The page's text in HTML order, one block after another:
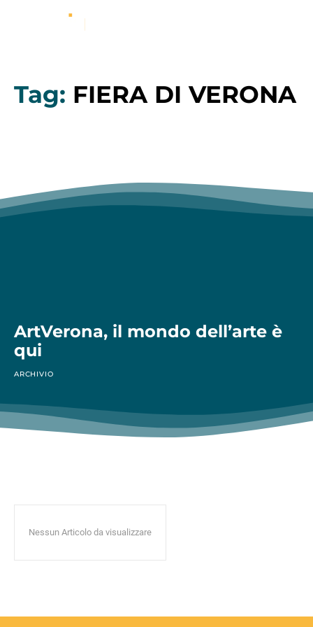
Tag: FIERA DI VERONA
ArtVerona, il mondo dell’arte è
qui
ARCHIVIO
Nessun Articolo da visualizzare